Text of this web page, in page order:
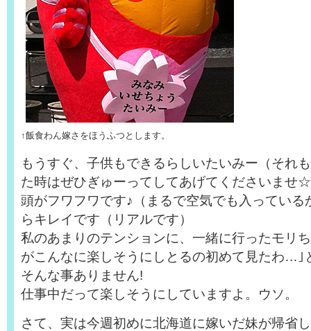
↑飯食わん嫁さをほうふつとします。
もうすぐ、子供もできるらしいたいみー（それ
た時はぜひぎゅーってしてあげてくださいませ☆
頭がフワフワです♪（まるで空気でも入っている
らキレイです（リアルです）
私のあまりのテンションに、一緒に行ったモリ
がこんなに楽しそうにしとるの初めて見たわ…｣
そんな事ありません!
仕事中だって楽しそうにしていますよ。ウソ。
さて、実は今週初めに北海道に嫁いだ妹が帰省